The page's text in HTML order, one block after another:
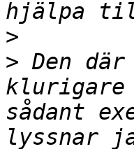
>
> Den
klurigare
sådant